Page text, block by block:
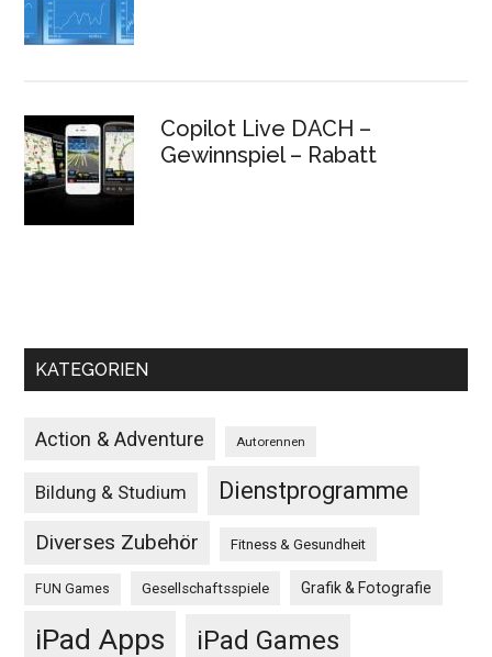
Copilot Live DACH –
Gewinnspiel – Rabatt
KATEGORIEN
Action & Adventure Autorennen
Bildung & Studium Dienstprogramme
Diverses Zubehör Fitness & Gesundheit
FUN Games Gesellschaftsspiele Grafik & Fotografie
iPad Apps iPad Games